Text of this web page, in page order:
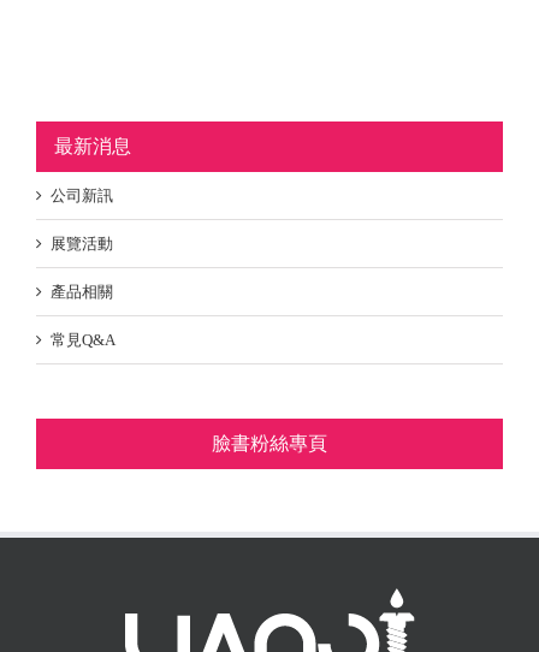
最新消息
公司新訊
展覽活動
產品相關
常見Q&A
臉書粉絲專頁